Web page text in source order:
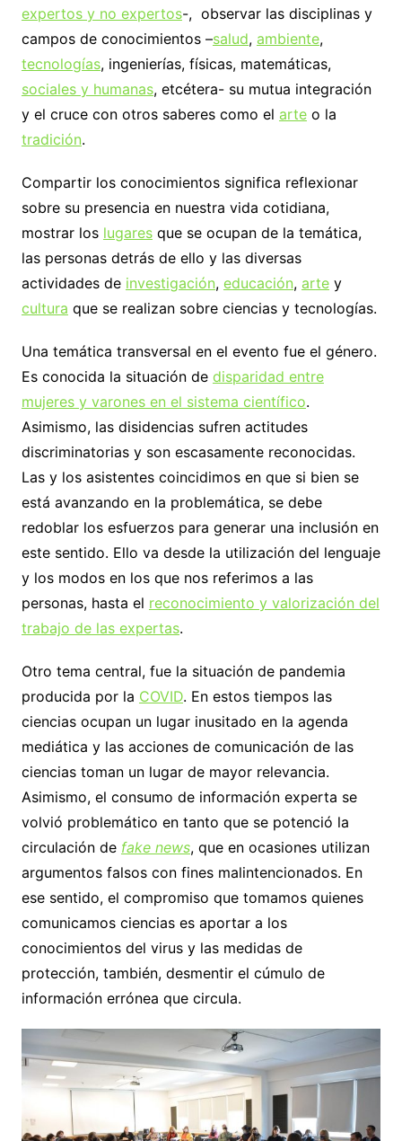
expertos y no expertos-, observar las disciplinas y
campos de conocimientos –salud, ambiente,
tecnologías, ingenierías, físicas, matemáticas,
sociales y humanas, etcétera- su mutua integración
y el cruce con otros saberes como el arteo la
tradición.
Compartir los conocimientos significa reflexionar
sobre su presencia en nuestra vida cotidiana,
mostrar los lugaresque se ocupan de la temática,
las personas detrás de ello y las diversas
actividades de investigación, educación, artey
cultura que se realizan sobre ciencias y tecnologías.
Una temática transversal en el evento fue el género.
Es conocida la situación de disparidad entre
mujeres y varones en el sistema científico.
Asimismo, las disidencias sufren actitudes
discriminatorias y son escasamente reconocidas.
Las y los asistentes coincidimos en que si bien se
está avanzando en la problemática, se debe
redoblar los esfuerzos para generar una inclusión en
este sentido. Ello va desde la utilización del lenguaje
y los modos en los que nos referimos a las
personas, hasta el reconocimiento y valorización del
trabajo de las expertas.
Otro tema central, fue la situación de pandemia
producida por la COVID. En estos tiempos las
ciencias ocupan un lugar inusitado en la agenda
mediática y las acciones de comunicación de las
ciencias toman un lugar de mayor relevancia.
Asimismo, el consumo de información experta se
volvió problemático en tanto que se potenció la
circulación de fake news, que en ocasiones utilizan
argumentos falsos con fines malintencionados. En
ese sentido, el compromiso que tomamos quienes
comunicamos ciencias es aportar a los
conocimientos del virus y las medidas de
protección, también, desmentir el cúmulo de
información errónea que circula.